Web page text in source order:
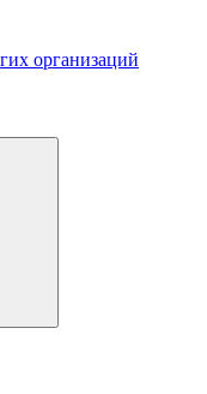
организаций